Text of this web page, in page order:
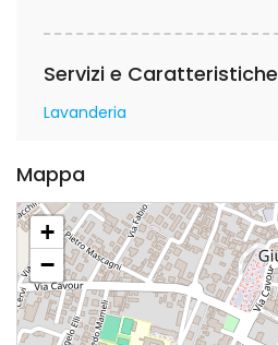
Servizi e Caratteristiche
Lavanderia
Mappa
+
−